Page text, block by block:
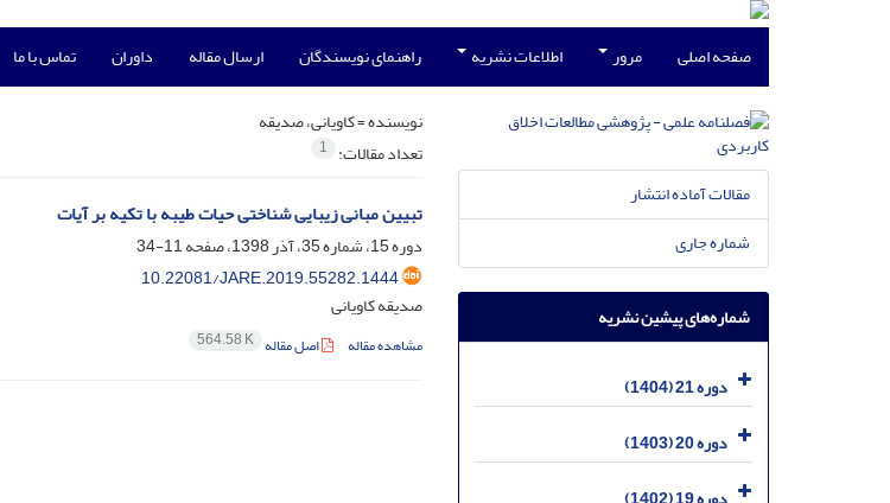
صفحه اصلی مرور اطلاعات نشریه راهنمای نویسندگان ارسال مقاله داوران تماس با ما
نویسنده =کاویانی، صدیقه
تعداد مقالات: 1
تبیین مبانی زیبایی شناختی حیات طیبه با تکیه بر آیات
دوره 15، شماره 35، آذر 1398، صفحه
11-34
10.22081/JARE.2019.55282.1444
صدیقه کاویانی
مشاهده مقاله اصل مقاله 564.58 K
مقالات آماده انتشار
شماره جاری
شماره‌های پیشین نشریه
دوره 21 (1404)
دوره 20 (1403)